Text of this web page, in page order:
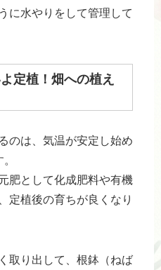
に水やりをして管理して
定植！畑への植え
のは、気温が安定し始め
肥として化成肥料や有機
定植後の育ちが良くなり
取り出して、根鉢（ねば